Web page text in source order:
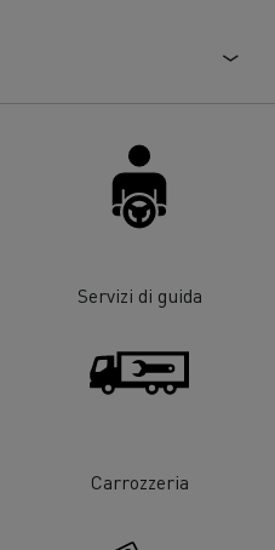
Servizi di guida
Carrozzeria